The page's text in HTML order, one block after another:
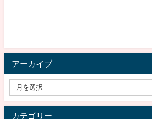
アーカイブ
カテゴリー